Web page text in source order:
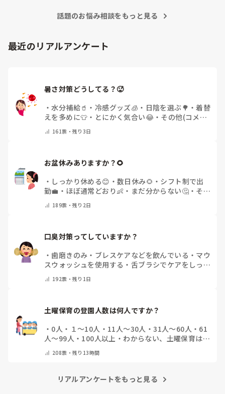
話題のお悩み相談をもっと見る
最近のリアルアンケート
暑さ対策どうしてる？🥵
・水分補給🥤 ・ 冷感グッズ🧊 ・ 日陰を選ぶ🌳 ・着替
えを多めに👕 ・ とにかく気合い😂・ その他(コメン
トで教えてください)
161票・残り3日
お盆休みありますか？🌻
・ しっかり休める😊 ・ 数日休み🌻 ・ シフト制で出
勤💼 ・ ほぼ通常どおり👶 ・ まだ分からない🤔・ その
他(コメントで教えてください)
189票・残り2日
口臭対策ってしていますか？
・歯磨きのみ ・ ブレスケアなどを飲んでいる ・ マウ
スウォッシュを使用する ・ 舌ブラシでケアをしっか
りする
フリスクをかじる
の他(コメントで教えて下さい)
192票・残り1日
土曜保育の登園人数は何人ですか？
・ 0人 ・ １～10人 ・ 11人～30人 ・31人～60人・ 61
人～99人 ・ 100人以上 ・ わからない、土曜保育はな
い
その他(コメントで教えて下さい)
208票・残り13時間
リアルアンケートをもっと見る